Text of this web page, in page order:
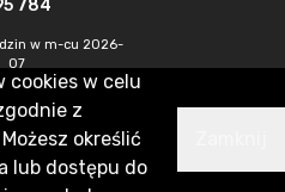
784
w m-cu 2026-
07
221
cookies w celu
z
Możesz określić
lub dostępu do